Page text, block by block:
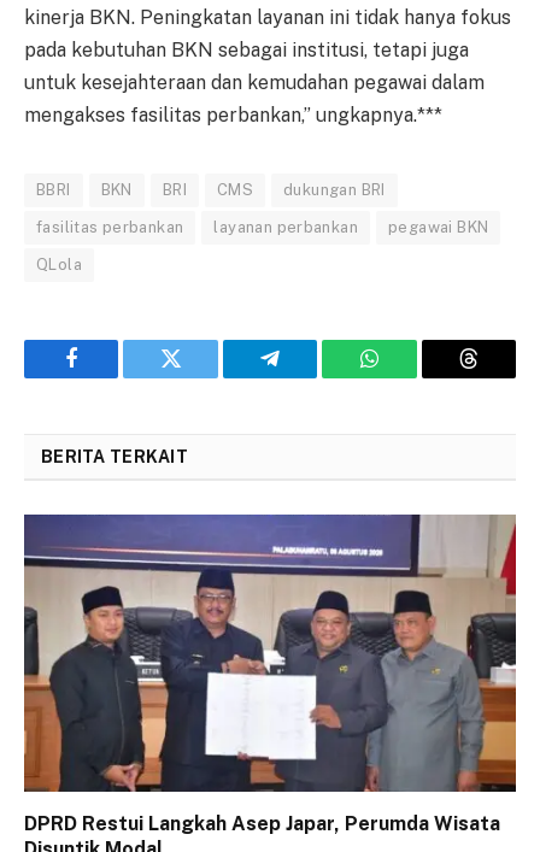
kinerja BKN. Peningkatan layanan ini tidak hanya fokus
pada kebutuhan BKN sebagai institusi, tetapi juga
untuk kesejahteraan dan kemudahan pegawai dalam
mengakses fasilitas perbankan,” ungkapnya.***
BBRI BKN BRI CMS dukungan BRI
fasilitas perbankan layanan perbankan pegawai BKN
QLola
Facebook Twitter Telegram WhatsApp Threads
BERITA TERKAIT
DPRD Restui Langkah Asep Japar, Perumda Wisata